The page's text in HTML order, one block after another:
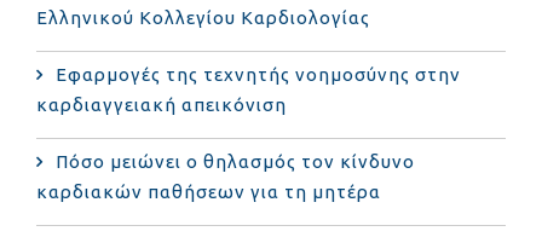
Ελληνικού Κολλεγίου Καρδιολογίας
Εφαρμογές της τεχνητής νοημοσύνης στην
καρδιαγγειακή απεικόνιση
Πόσο μειώνει ο θηλασμός τον κίνδυνο
καρδιακών παθήσεων για τη μητέρα